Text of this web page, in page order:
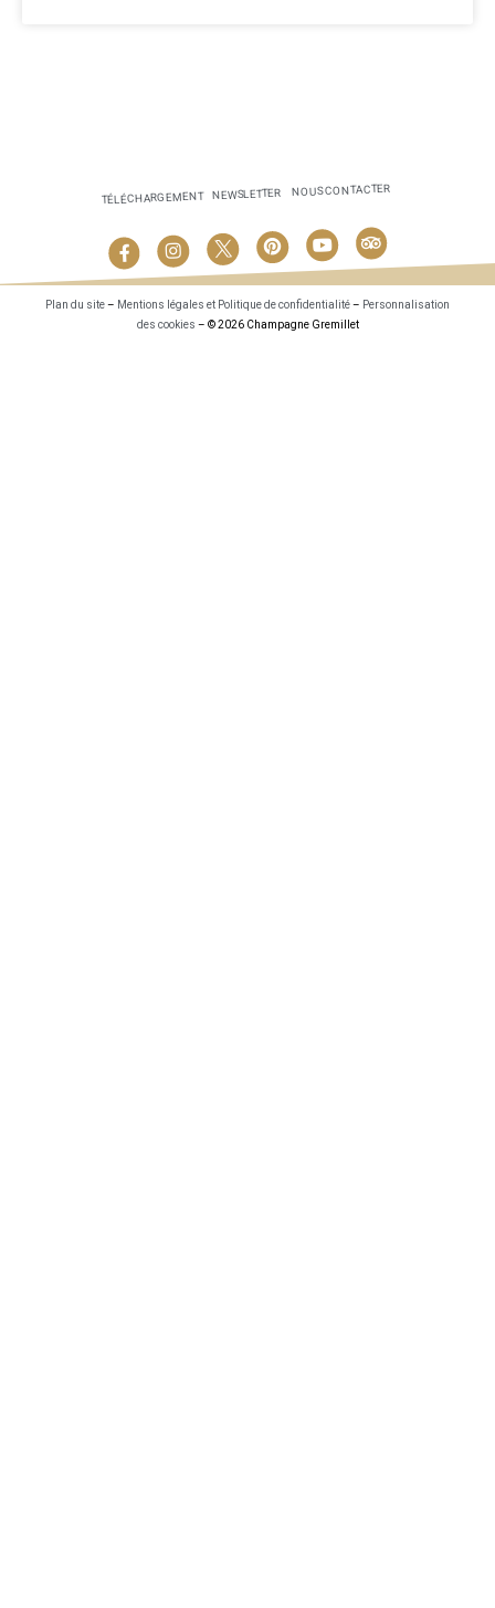
TÉLÉCHARGEMENT NEWSLETTER NOUS CONTACTER
Plan du site– Mentions légales et Politique de confidentialité– Personnalisation
des cookies – © 2026 Champagne Gremillet